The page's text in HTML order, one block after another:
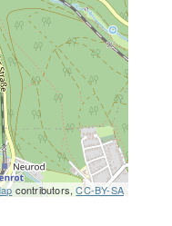
contributors,CC-BY-SA